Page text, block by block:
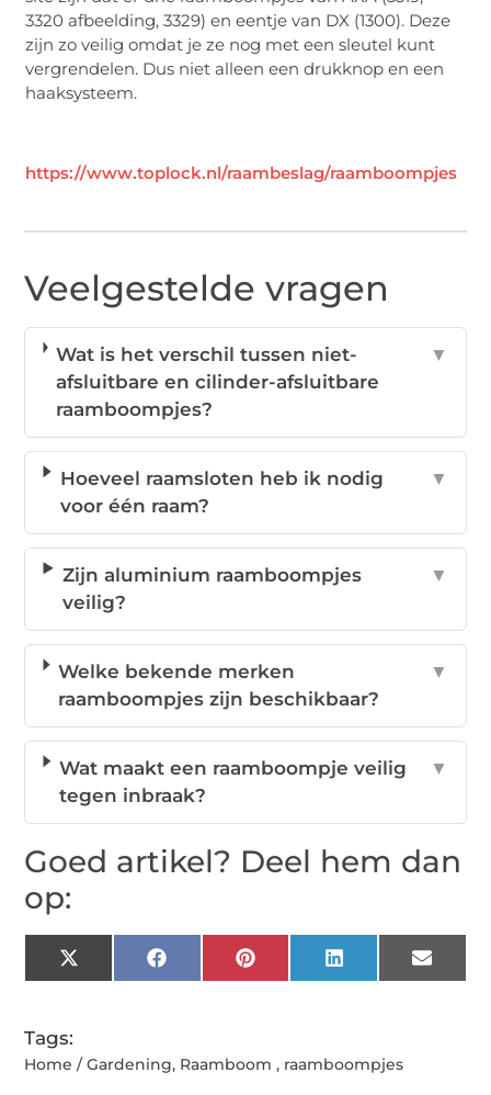
3320 afbeelding, 3329) en eentje van DX (1300). Deze
zijn zo veilig omdat je ze nog met een sleutel kunt
vergrendelen. Dus niet alleen een drukknop en een
haaksysteem.
https://www.toplock.nl/raambeslag/raamboompjes
Veelgestelde vragen
Wat is het verschil tussen niet-
afsluitbare en cilinder-afsluitbare
raamboompjes?
▼
Hoeveel raamsloten heb ik nodig
voor één raam?
▼
Zijn aluminium raamboompjes
veilig?
▼
Welke bekende merken
raamboompjes zijn beschikbaar?
▼
Wat maakt een raamboompje veilig
tegen inbraak?
▼
Goed artikel? Deel hem dan
op:
X
(Twitter)
FacebookPinterestLinkedIn Email
Tags:
Home / Gardening, Raamboom , raamboompjes